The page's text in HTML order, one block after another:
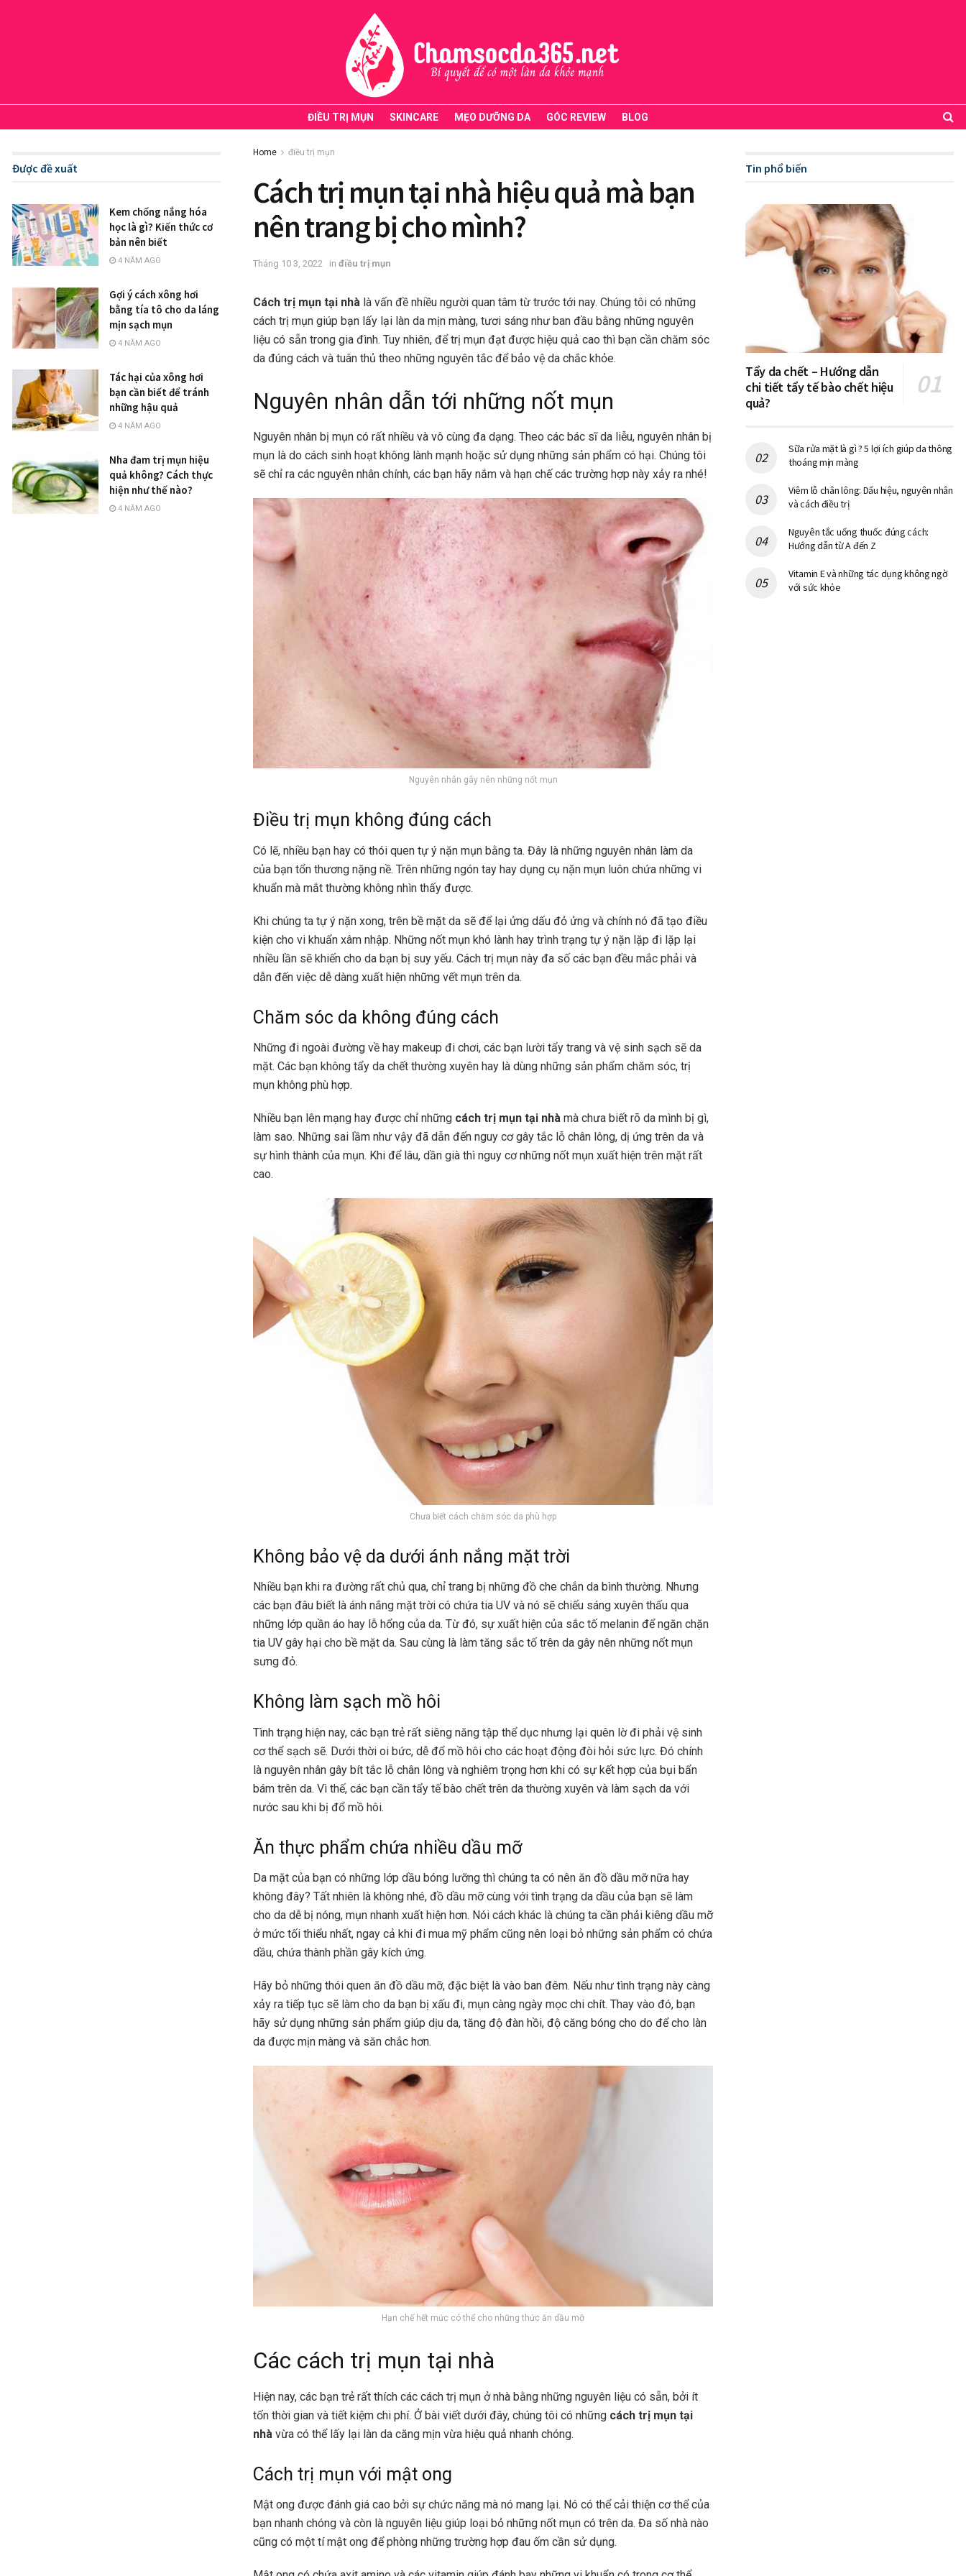
ĐIỀU TRỊ MỤN SKINCARE MẸO DƯỠNG DA GÓC REVIEW BLOG
Home điều trị mụn
Cách trị mụn tại nhà hiệu quả mà bạn
nên trang bị cho mình?
Tháng 10 3, 2022 in điều trị mụn
Cách trị mụn tại nhà là vấn đề nhiều người quan tâm từ trước tới nay. Chúng tôi có những
cách trị mụn giúp bạn lấy lại làn da mịn màng, tươi sáng như ban đầu bằng những nguyên
liệu có sẵn trong gia đình. Tuy nhiên, để trị mụn đạt được hiệu quả cao thì bạn cần chăm sóc
da đúng cách và tuân thủ theo những nguyên tắc để bảo vệ da chắc khỏe.
Nguyên nhân dẫn tới những nốt mụn
Nguyên nhân bị mụn có rất nhiều và vô cùng đa dạng. Theo các bác sĩ da liễu, nguyên nhân bị
mụn là do cách sinh hoạt không lành mạnh hoặc sử dụng những sản phẩm có hại. Chúng tôi
sẽ chỉ ra các nguyên nhân chính, các bạn hãy nắm và hạn chế các trường hợp này xảy ra nhé!
Nguyên nhân gây nên những nốt mụn
Điều trị mụn không đúng cách
Có lẽ, nhiều bạn hay có thói quen tự ý nặn mụn bằng ta. Đây là những nguyên nhân làm da
của bạn tổn thương nặng nề. Trên những ngón tay hay dụng cụ nặn mụn luôn chứa những vi
khuẩn mà mắt thường không nhìn thấy được.
Khi chúng ta tự ý nặn xong, trên bề mặt da sẽ để lại ửng dấu đỏ ửng và chính nó đã tạo điều
kiện cho vi khuẩn xâm nhập. Những nốt mụn khó lành hay trình trạng tự ý nặn lặp đi lặp lại
nhiều lần sẽ khiến cho da bạn bị suy yếu. Cách trị mụn này đa số các bạn đều mắc phải và
dẫn đến việc dễ dàng xuất hiện những vết mụn trên da.
Chăm sóc da không đúng cách
Những đi ngoài đường về hay makeup đi chơi, các bạn lười tẩy trang và vệ sinh sạch sẽ da
mặt. Các bạn không tẩy da chết thường xuyên hay là dùng những sản phẩm chăm sóc, trị
mụn không phù hợp.
Nhiều bạn lên mạng hay được chỉ những cách trị mụn tại nhà mà chưa biết rõ da mình bị gì,
làm sao. Những sai lầm như vậy đã dẫn đến nguy cơ gây tắc lỗ chân lông, dị ứng trên da và
sự hình thành của mụn. Khi để lâu, dần già thì nguy cơ những nốt mụn xuất hiện trên mặt rất
cao.
Chưa biết cách chăm sóc da phù hợp
Không bảo vệ da dưới ánh nắng mặt trời
Nhiều bạn khi ra đường rất chủ qua, chỉ trang bị những đồ che chắn da bình thường. Nhưng
các bạn đâu biết là ánh nắng mặt trời có chứa tia UV và nó sẽ chiếu sáng xuyên thấu qua
những lớp quần áo hay lỗ hổng của da. Từ đó, sự xuất hiện của sắc tố melanin để ngăn chặn
tia UV gây hại cho bề mặt da. Sau cùng là làm tăng sắc tố trên da gây nên những nốt mụn
sưng đỏ.
Không làm sạch mồ hôi
Tình trạng hiện nay, các bạn trẻ rất siêng năng tập thể dục nhưng lại quên lờ đi phải vệ sinh
cơ thể sạch sẽ. Dưới thời oi bức, dễ đổ mồ hôi cho các hoạt động đòi hỏi sức lực. Đó chính
là nguyên nhân gây bít tắc lỗ chân lông và nghiêm trọng hơn khi có sự kết hợp của bụi bẩn
bám trên da. Vì thế, các bạn cần tẩy tế bào chết trên da thường xuyên và làm sạch da với
nước sau khi bị đổ mồ hôi.
Ăn thực phẩm chứa nhiều dầu mỡ
Da mặt của bạn có những lớp dầu bóng lưỡng thì chúng ta có nên ăn đồ dầu mỡ nữa hay
không đây? Tất nhiên là không nhé, đồ dầu mỡ cùng với tình trạng da dầu của bạn sẽ làm
cho da dễ bị nóng, mụn nhanh xuất hiện hơn. Nói cách khác là chúng ta cần phải kiêng dầu mỡ
ở mức tối thiểu nhất, ngay cả khi đi mua mỹ phẩm cũng nên loại bỏ những sản phẩm có chứa
dầu, chứa thành phần gây kích ứng.
Hãy bỏ những thói quen ăn đồ dầu mỡ, đặc biệt là vào ban đêm. Nếu như tình trạng này càng
xảy ra tiếp tục sẽ làm cho da bạn bị xấu đi, mụn càng ngày mọc chi chít. Thay vào đó, bạn
hãy sử dụng những sản phẩm giúp dịu da, tăng độ đàn hồi, độ căng bóng cho do để cho làn
da được mịn màng và săn chắc hơn.
Hạn chế hết mức có thể cho những thức ăn dầu mỡ
Các cách trị mụn tại nhà
Hiện nay, các bạn trẻ rất thích các cách trị mụn ở nhà bằng những nguyên liệu có sẵn, bởi ít
tốn thời gian và tiết kiệm chi phí. Ở bài viết dưới đây, chúng tôi có những cách trị mụn tại
nhà vừa có thể lấy lại làn da căng mịn vừa hiệu quả nhanh chóng.
Cách trị mụn với mật ong
Mật ong được đánh giá cao bởi sự chức năng mà nó mang lại. Nó có thể cải thiện cơ thể của
bạn nhanh chóng và còn là nguyên liệu giúp loại bỏ những nốt mụn có trên da. Đa số nhà nào
cũng có một tí mật ong để phòng những trường hợp đau ốm cần sử dụng.
Được đề xuất
Kem chống nắng hóa
học là gì? Kiến thức cơ
bản nên biết
4 NĂM AGO
Gợi ý cách xông hơi
bằng tía tô cho da láng
mịn sạch mụn
4 NĂM AGO
Tác hại của xông hơi
bạn cần biết để tránh
những hậu quả
4 NĂM AGO
Nha đam trị mụn hiệu
quả không? Cách thực
hiện như thế nào?
4 NĂM AGO
Tin phổ biến
Tẩy da chết – Hướng dẫn
chi tiết tẩy tế bào chết hiệu
quả?
Sữa rửa mặt là gì ? 5 lợi ích giúp da thông
thoáng mịn màng
Viêm lỗ chân lông: Dấu hiệu, nguyên nhân
và cách điều trị
Nguyên tắc uống thuốc đúng cách:
Hướng dẫn từ A đến Z
Vitamin E và những tác dụng không ngờ
với sức khỏe